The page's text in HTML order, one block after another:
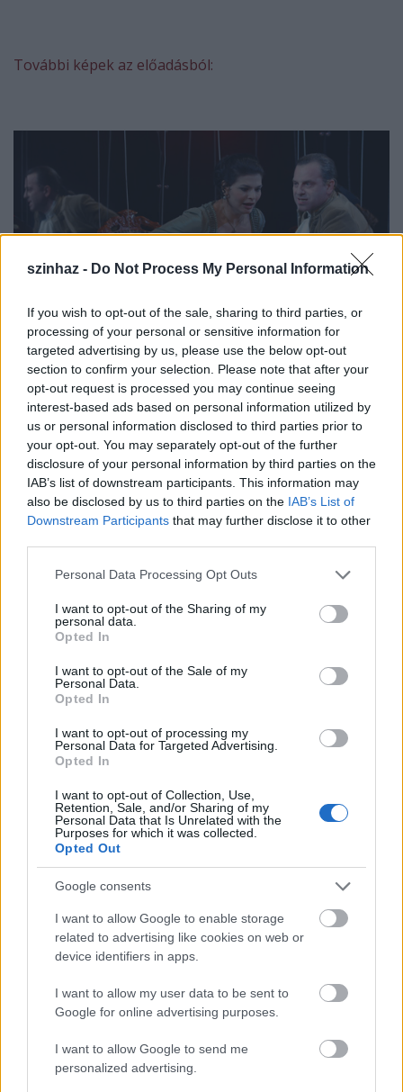
szinhaz - Do Not Process My Personal Information
If you wish to opt-out of the sale, sharing to third parties, or
processing of your personal or sensitive information for
targeted advertising by us, please use the below opt-out
section to confirm your selection. Please note that after your
opt-out request is processed you may continue seeing
interest-based ads based on personal information utilized by
us or personal information disclosed to third parties prior to
your opt-out. You may separately opt-out of the further
disclosure of your personal information by third parties on the
IAB’s list of downstream participants. This information may
also be disclosed by us to third parties on the IAB’s List of
Downstream Participants that may further disclose it to other
Please note that this website/app uses one or more Google
not limited to your visit or usage behaviour. You may click to
grant or deny consent to Google and its third-party tags to
use your data for below specified purposes in below Google
consent section.
Personal Data Processing Opt Outs
I want to opt-out of the Sharing of my
personal data.
Opted In
I want to opt-out of the Sale of my
Personal Data.
Opted In
I want to opt-out of processing my
Personal Data for Targeted Advertising.
Opted In
I want to opt-out of Collection, Use,
Retention, Sale, and/or Sharing of my
Personal Data that Is Unrelated with the
Purposes for which it was collected.
Opted Out
Google consents
I want to allow Google to enable storage
related to advertising like cookies on web or
device identifiers in apps.
I want to allow my user data to be sent to
Google for online advertising purposes.
I want to allow Google to send me
personalized advertising.
További képek az előadásból: